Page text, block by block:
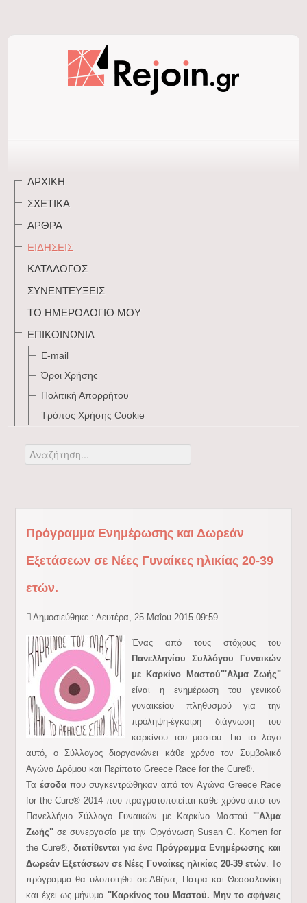
ΑΡΧΙΚΉ
ΣΧΕΤΙΚΆ
ΆΡΘΡΑ
ΕΙΔΉΣΕΙΣ
ΚΑΤΆΛΟΓΟΣ
ΣΥΝΕΝΤΕΎΞΕΙΣ
ΤΟ ΗΜΕΡΟΛΌΓΙΌ ΜΟΥ
ΕΠΙΚΟΙΝΩΝΊΑ
E-mail
Όροι Χρήσης
Πολιτική Απορρήτου
Τρόπος Xρήσης Cookie
Αναζήτηση...
Πρόγραμμα Ενημέρωσης και Δωρεάν
Εξετάσεων σε Νέες Γυναίκες ηλικίας 20-39
ετών.
Δημοσιεύθηκε : Δευτέρα, 25 Μαΐου 2015 09:59
Ένας από τους στόχους του
Πανελληνίου Συλλόγου Γυναικών
με Καρκίνο Μαστού"'Αλμα Ζωής"
είναι η ενημέρωση του γενικού
γυναικείου πληθυσμού για την
πρόληψη-έγκαιρη διάγνωση του
καρκίνου του μαστού. Για το λόγο
αυτό, ο Σύλλογος διοργανώνει κάθε χρόνο τον Συμβολικό
Αγώνα Δρόμου και Περίπατο Greece Race for the Cure®.
Τα έσοδαπου συγκεντρώθηκαν από τον Αγώνα Greece Race
for the Cure® 2014 που πραγματοποιείται κάθε χρόνο από τον
Πανελλήνιο Σύλλογο Γυναικών με Καρκίνο Μαστού "'Αλμα
Ζωής"σε συνεργασία με την Οργάνωση Susan G. Komen for
the Cure®, διατίθενται για ένα Πρόγραμμα Ενημέρωσης και
Δωρεάν Εξετάσεων σε Νέες Γυναίκες ηλικίας 20-39 ετών. Το
πρόγραμμα θα υλοποιηθεί σε Αθήνα, Πάτρα και Θεσσαλονίκη
και έχει ως μήνυμα "Καρκίνος του Μαστού. Μην το αφήνεις